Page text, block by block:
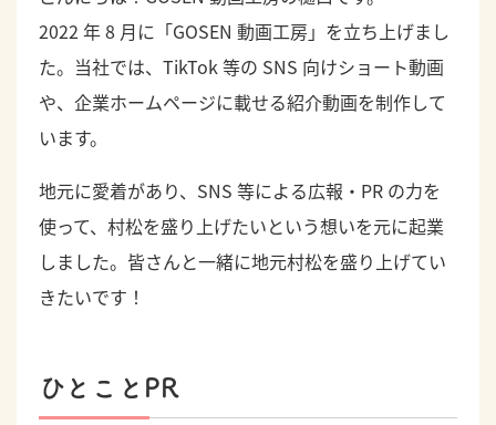
2022 年 8 月に「GOSEN 動画工房」を立ち上げまし
た。当社では、TikTok 等の SNS 向けショート動画
や、企業ホームページに載せる紹介動画を制作して
います。
地元に愛着があり、SNS 等による広報・PR の力を
使って、村松を盛り上げたいという想いを元に起業
しました。皆さんと一緒に地元村松を盛り上げてい
きたいです！
ひとことPR